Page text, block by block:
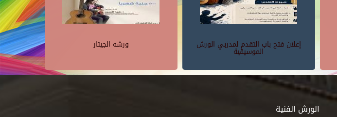
ورشه الجيتار إعلان فتح باب التقدم لمدربي الورش
الموسيقية
الورش الفنية